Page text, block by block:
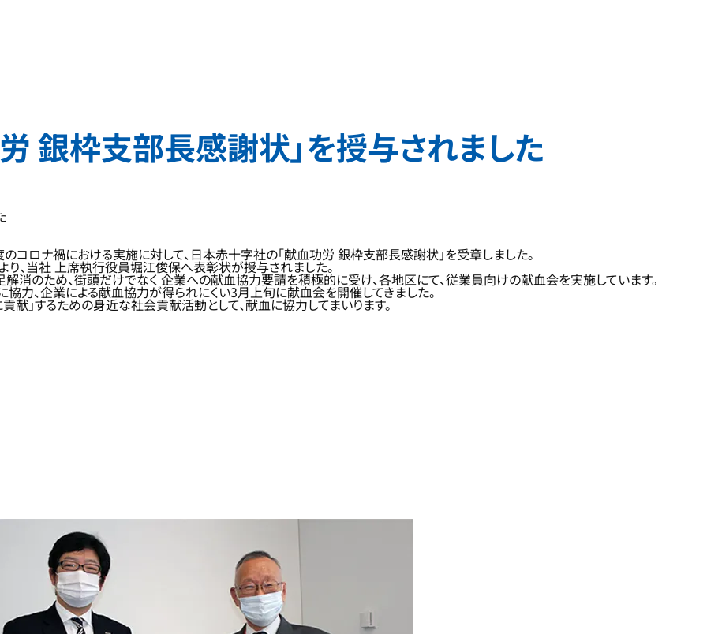
銀枠支部長感謝状」を授与されました
ロナ禍における実施に対して、日本赤十字社の「献血功労 銀枠支部長感謝状」を受章しました。
、当社 上席執行役員堀江俊保へ表彰状が授与されました。
消のため、街頭だけでなく 企業への献血協力要請を積極的に受け、各地区にて、従業員向けの献血会を実施しています。
力、企業による献血協力が得られにくい3月上旬に献血会を開催してきました。
献」するための身近な社会貢献活動として、献血に協力してまいります。